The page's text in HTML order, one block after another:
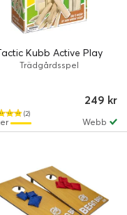
Kubb Active Play
Trädgårdsspel
(2)
249 kr
Webb